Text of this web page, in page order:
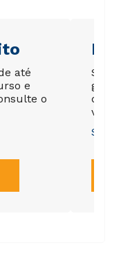
até
e
o
Sua
de até
válida
Saiba